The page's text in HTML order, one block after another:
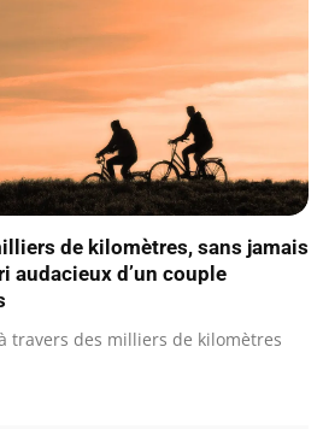
de kilomètres, sans jamais
audacieux d’un couple
travers des milliers de kilomètres